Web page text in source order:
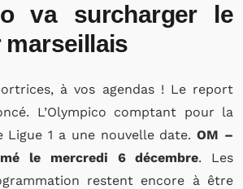
va surcharger le
marseillais
à vos agendas ! Le report
L’Olympico comptant pour la
Ligue 1 a une nouvelle date.OM –
le mercredi 6 décembre. Les
restent encore à être